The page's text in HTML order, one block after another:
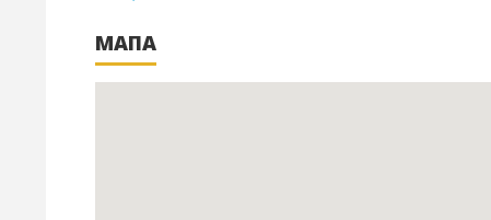
МАПА